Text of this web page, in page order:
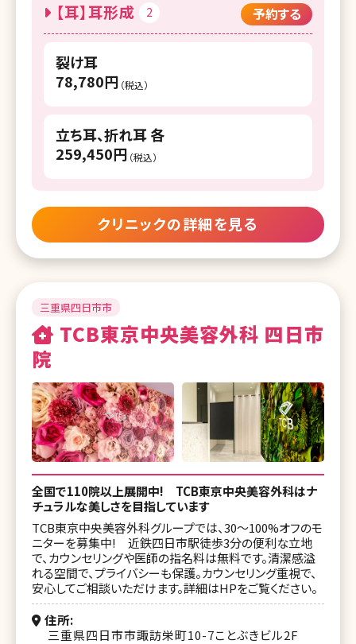
【耳】耳形成 2 予約する
裂け耳
78,780円 （税込）
立ち耳、折れ耳 各
259,450円 （税込）
クリニックの詳細を見る
三重県四日市市
TCB東京中央美容外科 四日市
院
全国で110院以上展開中! TCB東京中央美容外科はナ
チュラルな美しさを目指しています
TCB東京中央美容外科グループでは、30〜100%オフのモ
ニターを募集中! 近鉄四日市駅徒歩3分の便利な立地
で、カウンセリングや医師の指名料は無料です。清潔感溢
れる空間で、プライバシーも保護。カウンセリング重視で、
安心してご相談いただけます。詳細はHPをご覧ください。
住所
三重県四日市市諏訪栄町10-7ことぶきビル2F